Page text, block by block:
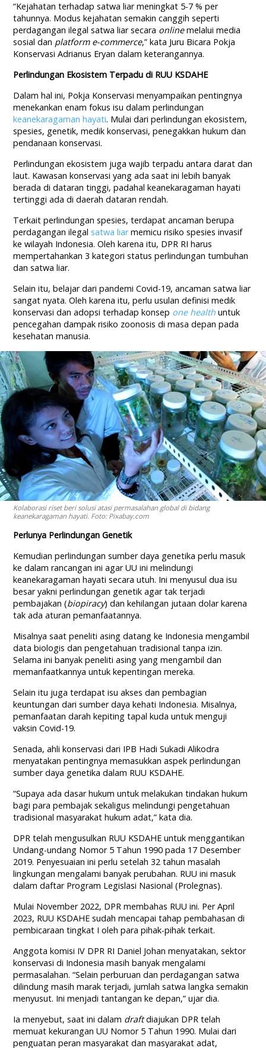
“Kejahatan terhadap satwa liar meningkat 5-7 % per
tahunnya. Modus kejahatan semakin canggih seperti
perdagangan ilegal satwa liar secara onlinemelalui media
sosial dan platform e-commerce,” kata Juru Bicara Pokja
Konservasi Adrianus Eryan dalam keterangannya.
Perlindungan Ekosistem Terpadu di RUU KSDAHE
Dalam hal ini, Pokja Konservasi menyampaikan pentingnya
menekankan enam fokus isu dalam perlindungan
keanekaragaman hayati. Mulai dari perlindungan ekosistem,
spesies, genetik, medik konservasi, penegakkan hukum dan
pendanaan konservasi.
Perlindungan ekosistem juga wajib terpadu antara darat dan
laut. Kawasan konservasi yang ada saat ini lebih banyak
berada di dataran tinggi, padahal keanekaragaman hayati
tertinggi ada di daerah dataran rendah.
Terkait perlindungan spesies, terdapat ancaman berupa
perdagangan ilegal satwa liarmemicu risiko spesies invasif
ke wilayah Indonesia. Oleh karena itu, DPR RI harus
mempertahankan 3 kategori status perlindungan tumbuhan
dan satwa liar.
Selain itu, belajar dari pandemi Covid-19, ancaman satwa liar
sangat nyata. Oleh karena itu, perlu usulan definisi medik
konservasi dan adopsi terhadap konsep one health untuk
pencegahan dampak risiko zoonosis di masa depan pada
kesehatan manusia.
Kolaborasi riset beri solusi atasi permasalahan global di bidang
keanekaragaman hayati. Foto: Pixabay.com
Perlunya Perlindungan Genetik
Kemudian perlindungan sumber daya genetika perlu masuk
ke dalam rancangan ini agar UU ini melindungi
keanekaragaman hayati secara utuh. Ini menyusul dua isu
besar yakni perlindungan genetik agar tak terjadi
pembajakan (biopiracy) dan kehilangan jutaan dolar karena
tak ada aturan pemanfaatannya.
Misalnya saat peneliti asing datang ke Indonesia mengambil
data biologis dan pengetahuan tradisional tanpa izin.
Selama ini banyak peneliti asing yang mengambil dan
memanfaatkannya untuk kepentingan mereka.
Selain itu juga terdapat isu akses dan pembagian
keuntungan dari sumber daya kehati Indonesia. Misalnya,
pemanfaatan darah kepiting tapal kuda untuk menguji
vaksin Covid-19.
Senada, ahli konservasi dari IPB Hadi Sukadi Alikodra
menyatakan pentingnya memasukkan aspek perlindungan
sumber daya genetika dalam RUU KSDAHE.
“Supaya ada dasar hukum untuk melakukan tindakan hukum
bagi para pembajak sekaligus melindungi pengetahuan
tradisional masyarakat hukum adat,” kata dia.
DPR telah mengusulkan RUU KSDAHE untuk menggantikan
Undang-undang Nomor 5 Tahun 1990 pada 17 Desember
2019. Penyesuaian ini perlu setelah 32 tahun masalah
lingkungan mengalami banyak perubahan. RUU ini masuk
dalam daftar Program Legislasi Nasional (Prolegnas).
Mulai November 2022, DPR membahas RUU ini. Per April
2023, RUU KSDAHE sudah mencapai tahap pembahasan di
pembicaraan tingkat I oleh para pihak-pihak terkait.
Anggota komisi IV DPR RI Daniel Johan menyatakan, sektor
konservasi di Indonesia masih banyak mengalami
permasalahan. “Selain perburuan dan perdagangan satwa
dilindung masih marak terjadi, jumlah satwa langka semakin
menyusut. Ini menjadi tantangan ke depan,” ujar dia.
Ia menyebut, saat ini dalam draftdiajukan DPR telah
memuat kekurangan UU Nomor 5 Tahun 1990. Mulai dari
penguatan peran masyarakat dan masyarakat adat,